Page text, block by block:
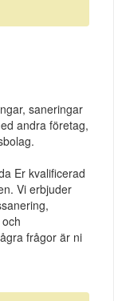
saneringar
andra företag,
Er kvalificerad
Vi erbjuder
frågor är ni